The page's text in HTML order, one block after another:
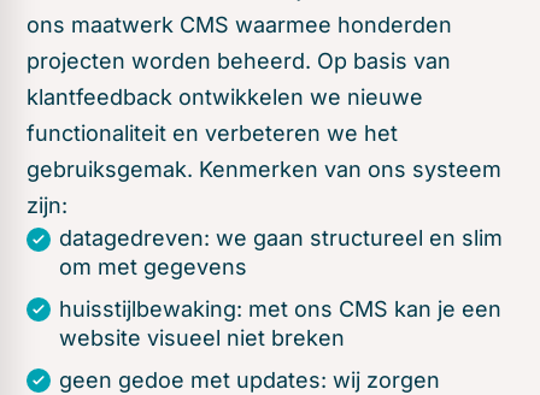
ons maatwerk CMS waarmee honderden
projecten worden beheerd. Op basis van
klantfeedback ontwikkelen we nieuwe
functionaliteit en verbeteren we het
gebruiksgemak. Kenmerken van ons systeem
zijn:
datagedreven: we gaan structureel en slim
om met gegevens
huisstijlbewaking: met ons CMS kan je een
website visueel niet breken
geen gedoe met updates: wij zorgen